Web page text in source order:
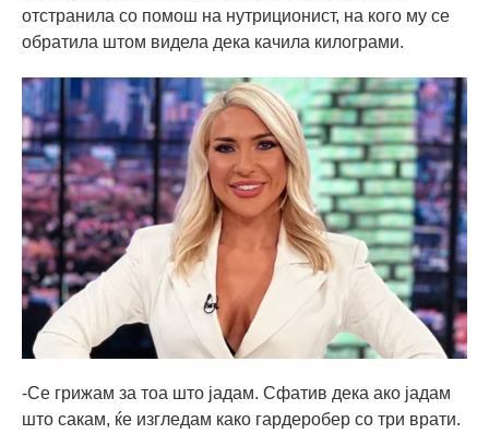
отстранила со помош на нутриционист, на кого му се
обратила штом видела дека качила килограми.
-Се грижам за тоа што јадам. Сфатив дека ако јадам
што сакам, ќе изгледам како гардеробер со три врати.